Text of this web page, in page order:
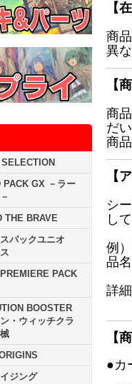
PACK GX －ラー
THE BRAVE
パックユニオ
PACK
BOOSTER
・ウィッチクラ
ジング
【
商
異
【
商
だ
商
【
シ
し
例
品
詳
【
●カ